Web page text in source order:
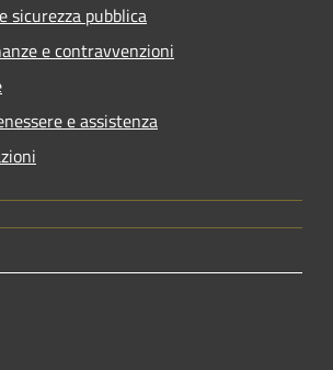
sicurezza pubblica
e contravvenzioni
e assistenza